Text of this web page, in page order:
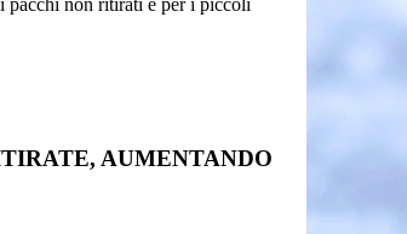
AUMENTANDO